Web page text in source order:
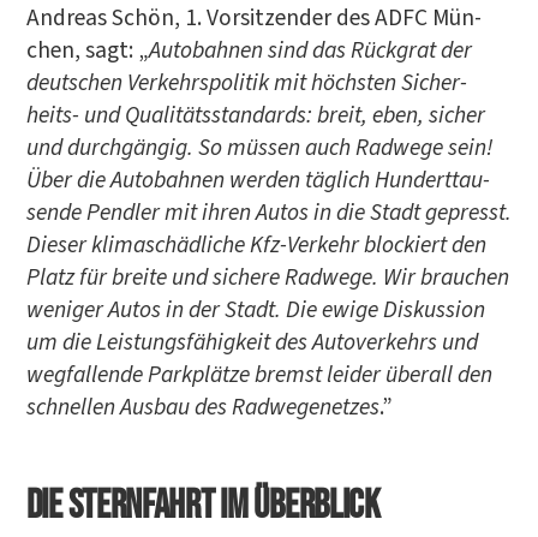
Andre­as Schön, 1. Vor­sit­zen­der des ADFC Mün­
chen, sagt: „Auto­bah­nen sind das Rück­grat der
deut­schen Ver­kehrs­po­li­tik mit höchs­ten Sicher­
heits- und Qua­li­täts­stan­dards: breit, eben, sicher
und durch­gän­gig. So müs­sen auch Rad­we­ge sein!
Über die Auto­bah­nen wer­den täg­lich Hun­dert­tau­
sen­de Pend­ler mit ihren Autos in die Stadt gepresst.
Die­ser kli­ma­schäd­li­che Kfz-Ver­kehr blo­ckiert den
Platz für brei­te und siche­re Rad­we­ge. Wir brau­chen
weni­ger Autos in der Stadt. Die ewi­ge Dis­kus­si­on
um die Leis­tungs­fä­hig­keit des Auto­ver­kehrs und
weg­fal­len­de Park­plät­ze bremst lei­der über­all den
schnel­len Aus­bau des Rad­we­ge­net­zes.”
Die Stern­fahrt im Überblick